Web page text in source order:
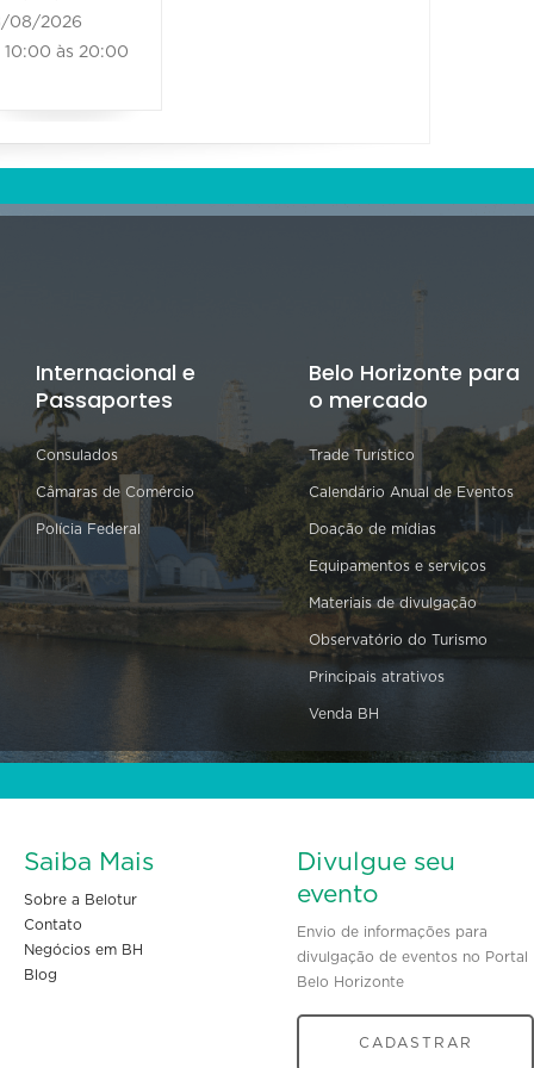
08/2026
às 20:00
Internacional e
Passaportes
Consulados
Câmaras de Comércio
Polícia Federal
Belo Horizonte para
o mercado
Trade Turístico
Calendário Anual de Eventos
Doação de mídias
Equipamentos e serviços
Materiais de divulgação
Observatório do Turismo
Principais atrativos
Venda BH
Saiba Mais
Sobre a Belotur
Contato
Negócios em BH
Blog
Divulgue seu
evento
Envio de informações para
divulgação de eventos no Portal
Belo Horizonte
CADASTRAR